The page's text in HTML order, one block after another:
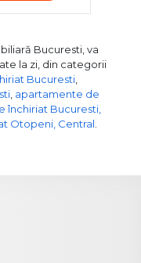
Bucuresti, va
la zi, din categorii
Bucuresti,
, apartamente de
închiriat Bucuresti,
Otopeni, Central